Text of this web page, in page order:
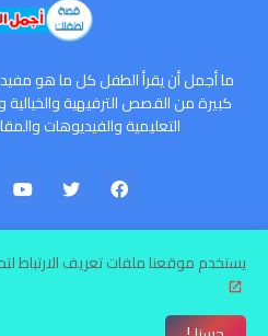
ما أجمل أن يقرأ الطفل كل ما هو
كبيرة من القصص الترفيهية والخيالية
التعليمية والفيديوهات
يستخدم موقعنا ملفات تعريف الارتباط